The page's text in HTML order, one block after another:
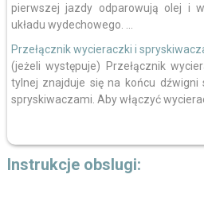
pierwszej jazdy odparowują olej i
układu wydechowego. ...
Przełącznik wycieraczki i
(jeżeli występuje) Przełącznik
tylnej znajduje się na końcu dźwigni
spryskiwaczami. Aby włączyć
Instrukcje obslugi: